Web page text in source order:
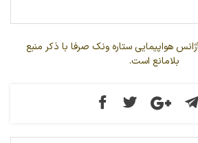
هواپیمایی ستاره ونک صرفا با ذکر منبع
بلامانع است.